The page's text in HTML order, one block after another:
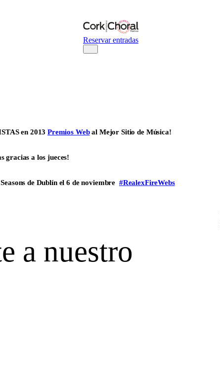
Reservar entradas
en 2013Premios Webal Mejor Sitio de Música!
gracias a los jueces!
de Dublín el 6 de noviembre #RealexFireWebs
a nuestro